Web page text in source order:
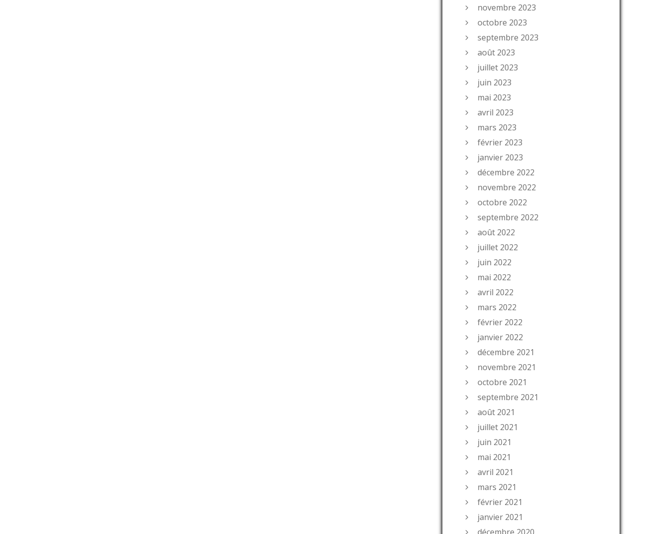
novembre 2023
octobre 2023
septembre 2023
août 2023
juillet 2023
juin 2023
mai 2023
avril 2023
mars 2023
février 2023
janvier 2023
décembre 2022
novembre 2022
octobre 2022
septembre 2022
août 2022
juillet 2022
juin 2022
mai 2022
avril 2022
mars 2022
février 2022
janvier 2022
décembre 2021
novembre 2021
octobre 2021
septembre 2021
août 2021
juillet 2021
juin 2021
mai 2021
avril 2021
mars 2021
février 2021
janvier 2021